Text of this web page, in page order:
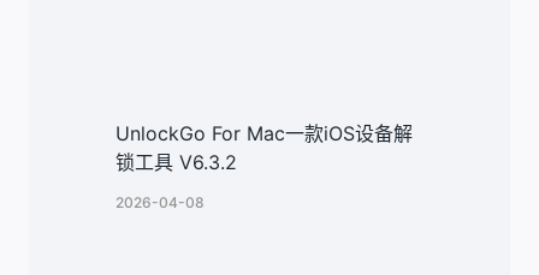
UnlockGo For Mac一款iOS设备解
锁工具 V6.3.2
2026-04-08